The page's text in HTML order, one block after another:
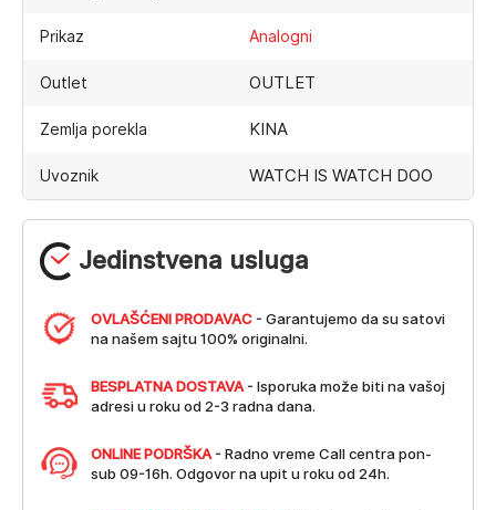
Jedinstvena usluga
OVLAŠĆENI PRODAVAC - Garantujemo da su satovi
na našem sajtu 100% originalni.
BESPLATNA DOSTAVA - Isporuka može biti na vašoj
adresi u roku od 2-3 radna dana.
ONLINE PODRŠKA - Radno vreme Call centra pon-
sub 09-16h. Odgovor na upit u roku od 24h.
Prikaz Analogni
Outlet OUTLET
Zemlja porekla KINA
Uvoznik WATCH IS WATCH DOO